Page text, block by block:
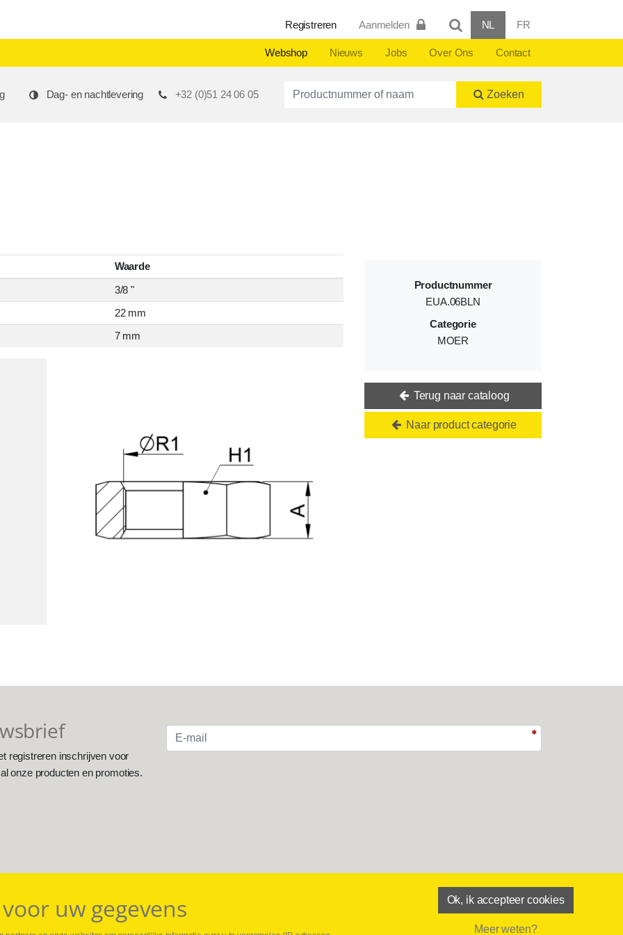
Registreren Aanmelden NL FR
Webshop Nieuws Jobs Over Ons Contact
Dag- en nachtlevering +32 (0)51 24 06 05 Productnummer of naam Zoeken
Waarde
3/8 "
22 mm
7 mm
Productnummer
EUA.06BLN
Categorie
MOER
Terug naar cataloog
Naar product categorie
registreren inschrijven voor
onze producten en promoties.
uw gegevens Ok, ik accepteer cookies
Meer weten?